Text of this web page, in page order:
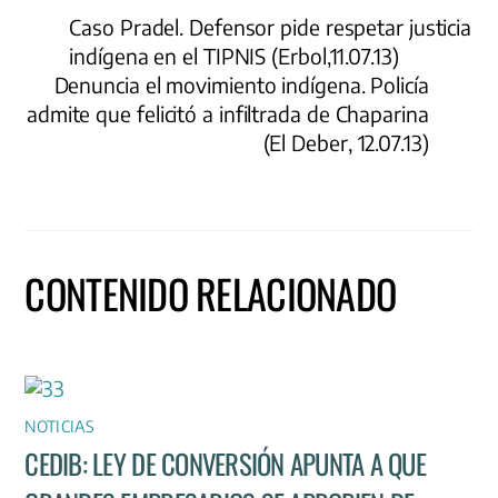
Caso Pradel. Defensor pide respetar justicia
indígena en el TIPNIS (Erbol,11.07.13)
Denuncia el movimiento indígena. Policía
admite que felicitó a infiltrada de Chaparina
(El Deber, 12.07.13)
CONTENIDO RELACIONADO
NOTICIAS
CEDIB: LEY DE CONVERSIÓN APUNTA A QUE